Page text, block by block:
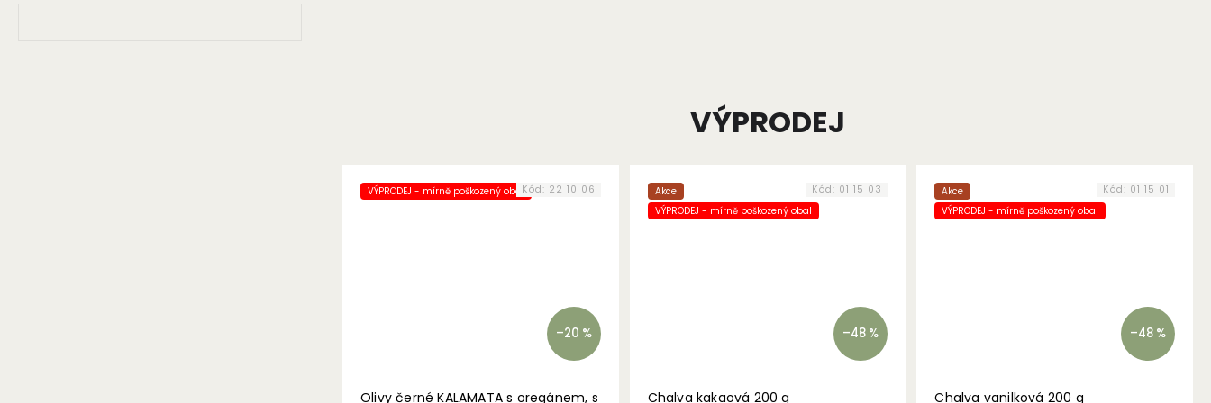
VÝPRODEJ
VÝPRODEJ - mírně poškozený obal
–20 %
Olivy černé KALAMATA s oregánem, s
Kód: 22 10 06
Akce
VÝPRODEJ - mírně poškozený obal
–48 %
Chalva kakaová 200 g
Kód: 01 15 03
Akce
VÝPRODEJ - mírně poškozený obal
–48 %
Chalva vanilková 200 g
Kód: 01 15 01